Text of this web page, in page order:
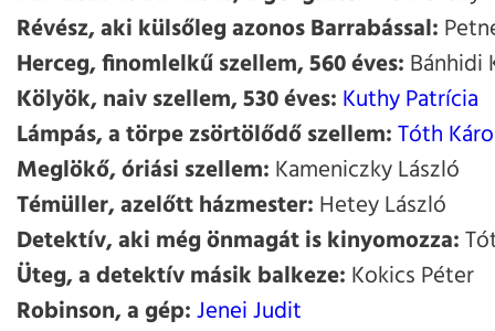
Révész, aki külsőleg azonos Barrabással:
Herceg, finomlelkű szellem, 560 éves: Bánhidi
Kölyök, naiv szellem, 530 éves: Kuthy Patrícia
Lámpás, a törpe zsörtölődő szellem:Tóth
Meglökő, óriási szellem: Kameniczky László
Témüller, azelőtt házmester: Hetey László
Detektív, aki még önmagát is kinyomozza:
Üteg, a detektív másik balkeze: Kokics Péter
Robinson, a gép:Jenei Judit